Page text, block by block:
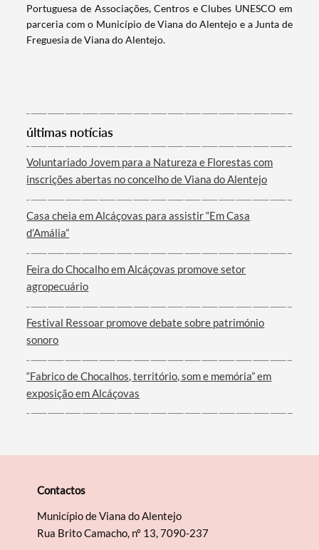
Categorias gerais
Portuguesa de Associações, Centros e Clubes UNESCO em
parceria com o Município de Viana do Alentejo e a Junta de
Freguesia de Viana do Alentejo.
últimas notícias
Voluntariado Jovem para a Natureza e Florestas com
inscrições abertas no concelho de Viana do Alentejo
Casa cheia em Alcáçovas para assistir “Em Casa
d’Amália”
Feira do Chocalho em Alcáçovas promove setor
agropecuário
Festival Ressoar promove debate sobre património
sonoro
“Fabrico de Chocalhos, território, som e memória” em
exposição em Alcáçovas
Contactos
Município de Viana do Alentejo
Rua Brito Camacho, nº 13, 7090-237